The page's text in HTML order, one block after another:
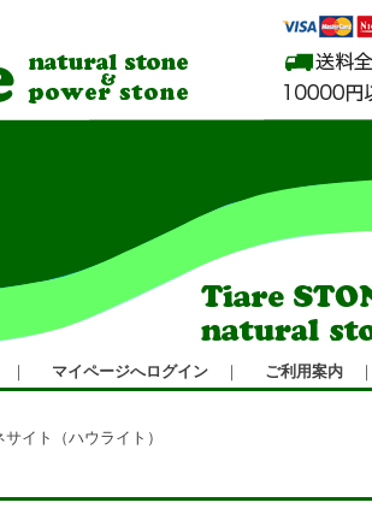
｜ マイページへログイン ｜ ご利用案内
イト（ハウライト）